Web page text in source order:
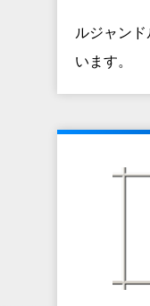
ルジャン
います。